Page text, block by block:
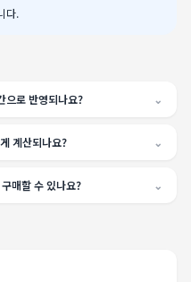
다.
으로 반영되나요? ⌄
계산되나요? ⌄
매할 수 있나요? ⌄